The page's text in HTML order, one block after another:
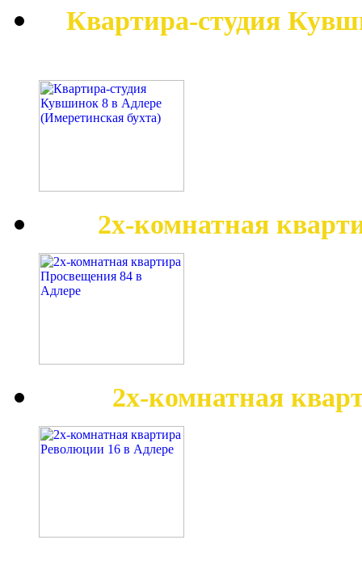
Квартира-студия
2х-комнатная
2х-комнатная